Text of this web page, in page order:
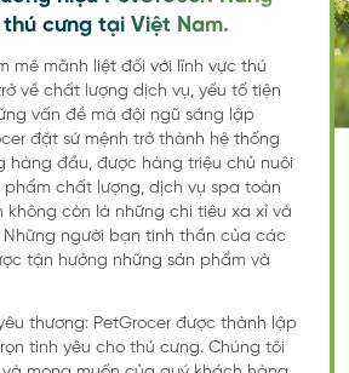
cưng tại Việt Nam.
mê mãnh liệt đối với lĩnh vực thú
về chất lượng dịch vụ, yếu tố tiện
vấn đề mà đội ngũ sáng lập
đặt sứ mệnh trở thành hệ thống
hàng đầu, được hàng triệu chủ nuôi
phẩm chất lượng, dịch vụ spa toàn
không còn là những chi tiêu xa xỉ và
người bạn tinh thần của các
tận hưởng những sản phẩm và
thương: PetGrocer được thành lập
tình yêu cho thú cưng. Chúng tôi